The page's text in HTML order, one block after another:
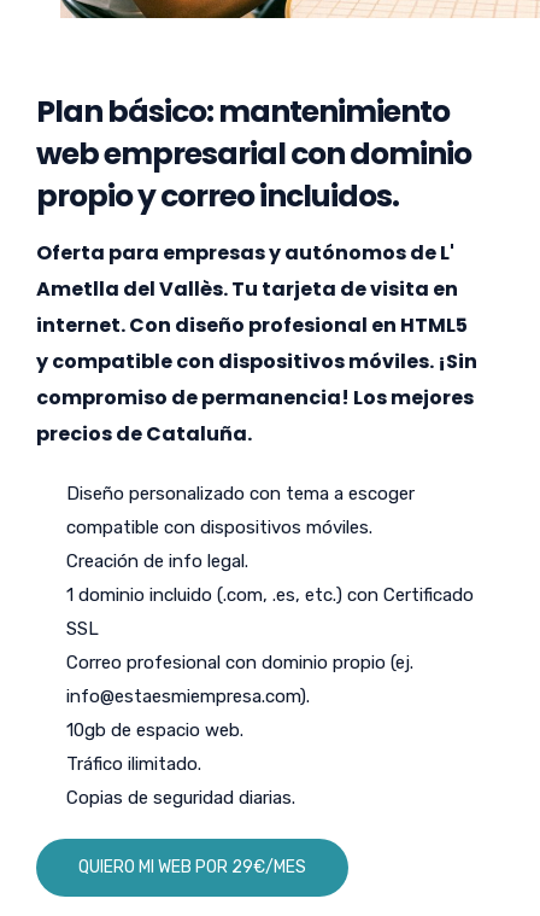
Plan básico: mantenimiento
web empresarial con dominio
propio y correo incluidos.
Oferta para empresas y autónomos de L'
Ametlla del Vallès. Tu tarjeta de visita en
internet. Con diseño profesional en HTML5
y compatible con dispositivos móviles. ¡Sin
compromiso de permanencia! Los mejores
precios de Cataluña.
Diseño personalizado con tema a escoger
compatible con dispositivos móviles.
Creación de info legal.
1 dominio incluido (.com, .es, etc.) con Certificado
SSL
Correo profesional con dominio propio (ej.
info@estaesmiempresa.com).
10gb de espacio web.
Tráfico ilimitado.
Copias de seguridad diarias.
QUIERO MI WEB POR 29€/MES